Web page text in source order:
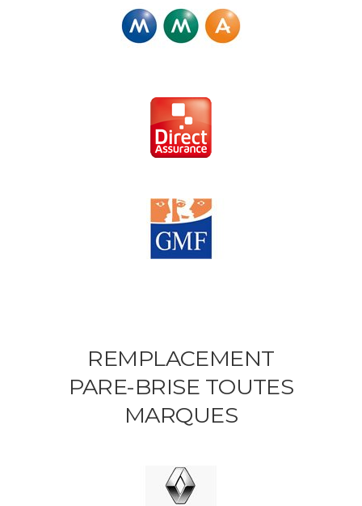
REMPLACEMENT
PARE-BRISE TOUTES
MARQUES